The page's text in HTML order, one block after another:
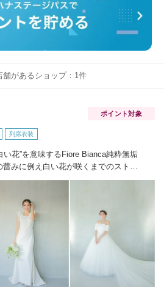
舗があるショップ：1件
ポイント対象
列席衣装
い花”を意味するFiore Bianca純粋無垢
みに例え白い花が咲くまでのストー
きます世界を巡り出会ったデザイナー
スはまだ見ぬ新しい自分の姿へと出
似ではなくあなただからできるスタイ
イズスタイルへ導きます。美しい白
な自分へ。